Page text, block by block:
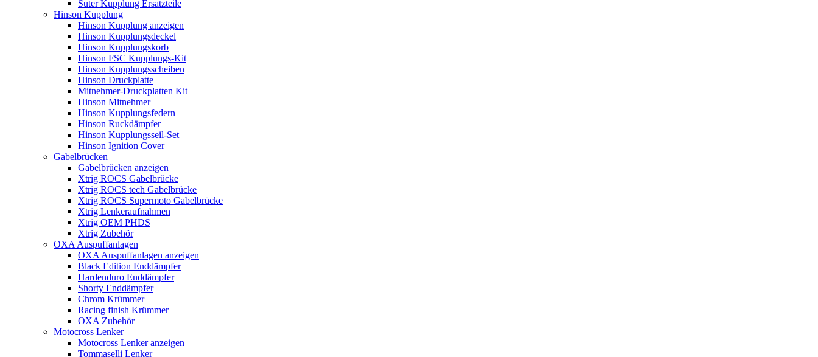
Suter Kupplung Ersatzteile
Hinson Kupplung
Hinson Kupplung anzeigen
Hinson Kupplungsdeckel
Hinson Kupplungskorb
Hinson FSC Kupplungs-Kit
Hinson Kupplungsscheiben
Hinson Druckplatte
Mitnehmer-Druckplatten Kit
Hinson Mitnehmer
Hinson Kupplungsfedern
Hinson Ruckdämpfer
Hinson Kupplungsseil-Set
Hinson Ignition Cover
Gabelbrücken
Gabelbrücken anzeigen
Xtrig ROCS Gabelbrücke
Xtrig ROCS tech Gabelbrücke
Xtrig ROCS Supermoto Gabelbrücke
Xtrig Lenkeraufnahmen
Xtrig OEM PHDS
Xtrig Zubehör
OXA Auspuffanlagen
OXA Auspuffanlagen anzeigen
Black Edition Enddämpfer
Hardenduro Enddämpfer
Shorty Enddämpfer
Chrom Krümmer
Racing finish Krümmer
OXA Zubehör
Motocross Lenker
Motocross Lenker anzeigen
Tommaselli Lenker